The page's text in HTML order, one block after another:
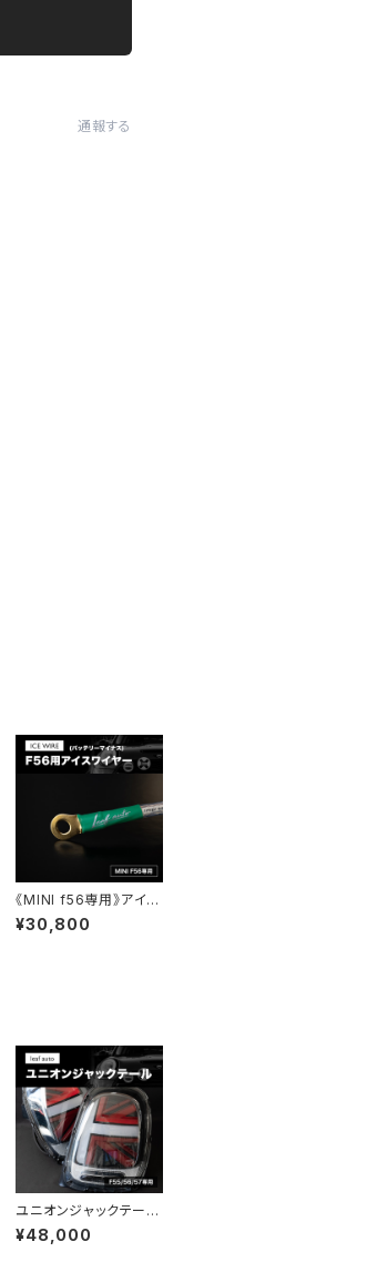
通報する
《MINI f56専用》アイス
ワイヤー（バッテリーマ
イナス）
¥30,800
ユニオンジャックテール
《COLOR：クリア》
¥48,000